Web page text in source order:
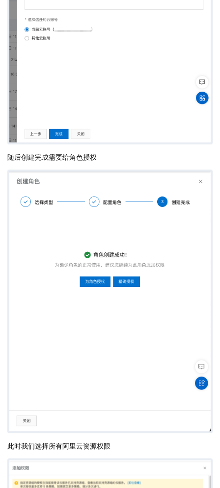
随后创建完成需要给角色授权
此时我们选择所有阿里云资源权限